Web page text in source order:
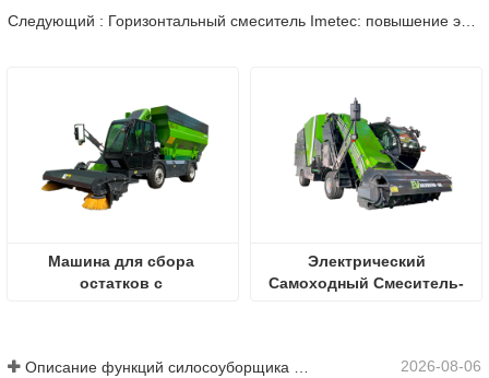
Машина для сбора
остатков с
Электрический
Самоходный Смеситель-
Описание функций силосоуборщика IMETEC 2026-08-06